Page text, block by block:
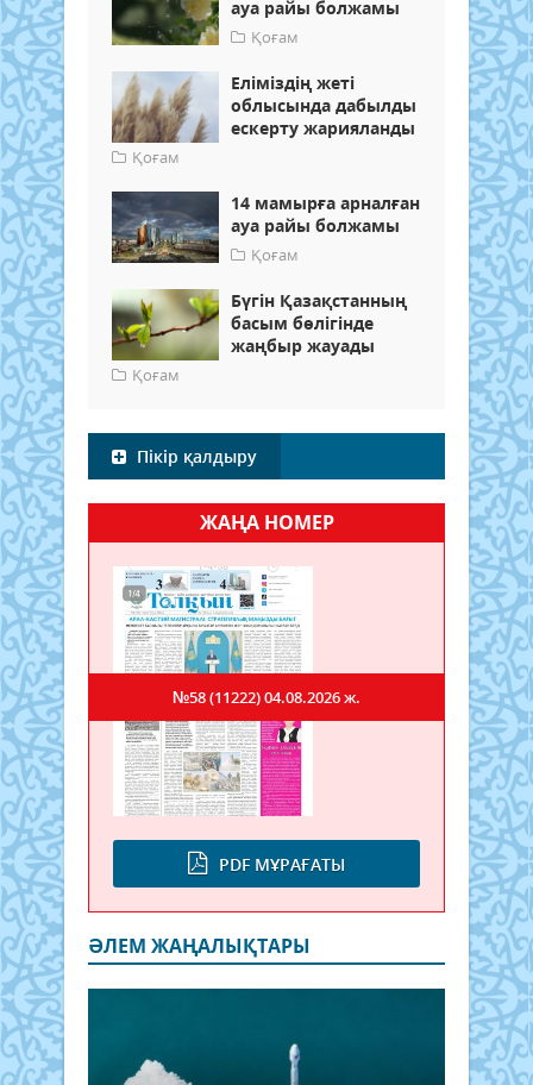
ауа райы болжамы
Қоғам
Еліміздің жеті
облысында дабылды
ескерту жарияланды
Қоғам
14 мамырға арналған
ауа райы болжамы
Қоғам
Бүгін Қазақстанның
басым бөлігінде
жаңбыр жауады
Қоғам
Пікір қалдыру
ЖАҢА НОМЕР
PDF МҰРАҒАТЫ
№58 (11222)04.08.2026 ж.
ӘЛЕМ ЖАҢАЛЫҚТАРЫ